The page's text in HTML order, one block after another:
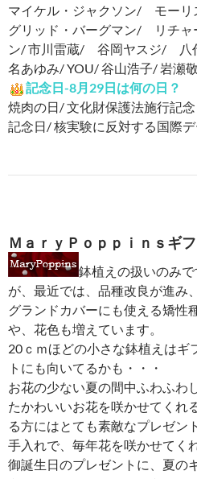
マイケル・ジャクソン/ モー
グリッド・バーグマン/ リチ
ン/ 市川雷蔵/ 谷岡ヤスジ/
名あゆみ/ YOU/ 谷山浩子/ 岩瀬
記念日-8月29日は何の日？
焼肉の日/ 文化財保護法施行記
記念日/ 核実験に反対する国際
ＭａｒｙＰｏｐｐｉｎｓギ
鉢植えの扱いのみで
が、最近では、品種改良が進み、
グランドカバーにも使える矯性
や、花色も増えています。
20ｃｍほどの小さな鉢植えはギ
トにも向いてるかも・・・
お花の少ない夏の間中ふわふわ
たかわいいお花を咲かせてくれ
る方にはとても素敵なプレゼン
手入れで、毎年花を咲かせてく
御誕生日のプレゼントに、夏の